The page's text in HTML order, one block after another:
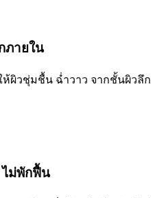
ภายใน
ห้ผิวชุ่มชื้น ฉ่ำวาว จากชั้นผิวลึก
ไม่พักฟื้น